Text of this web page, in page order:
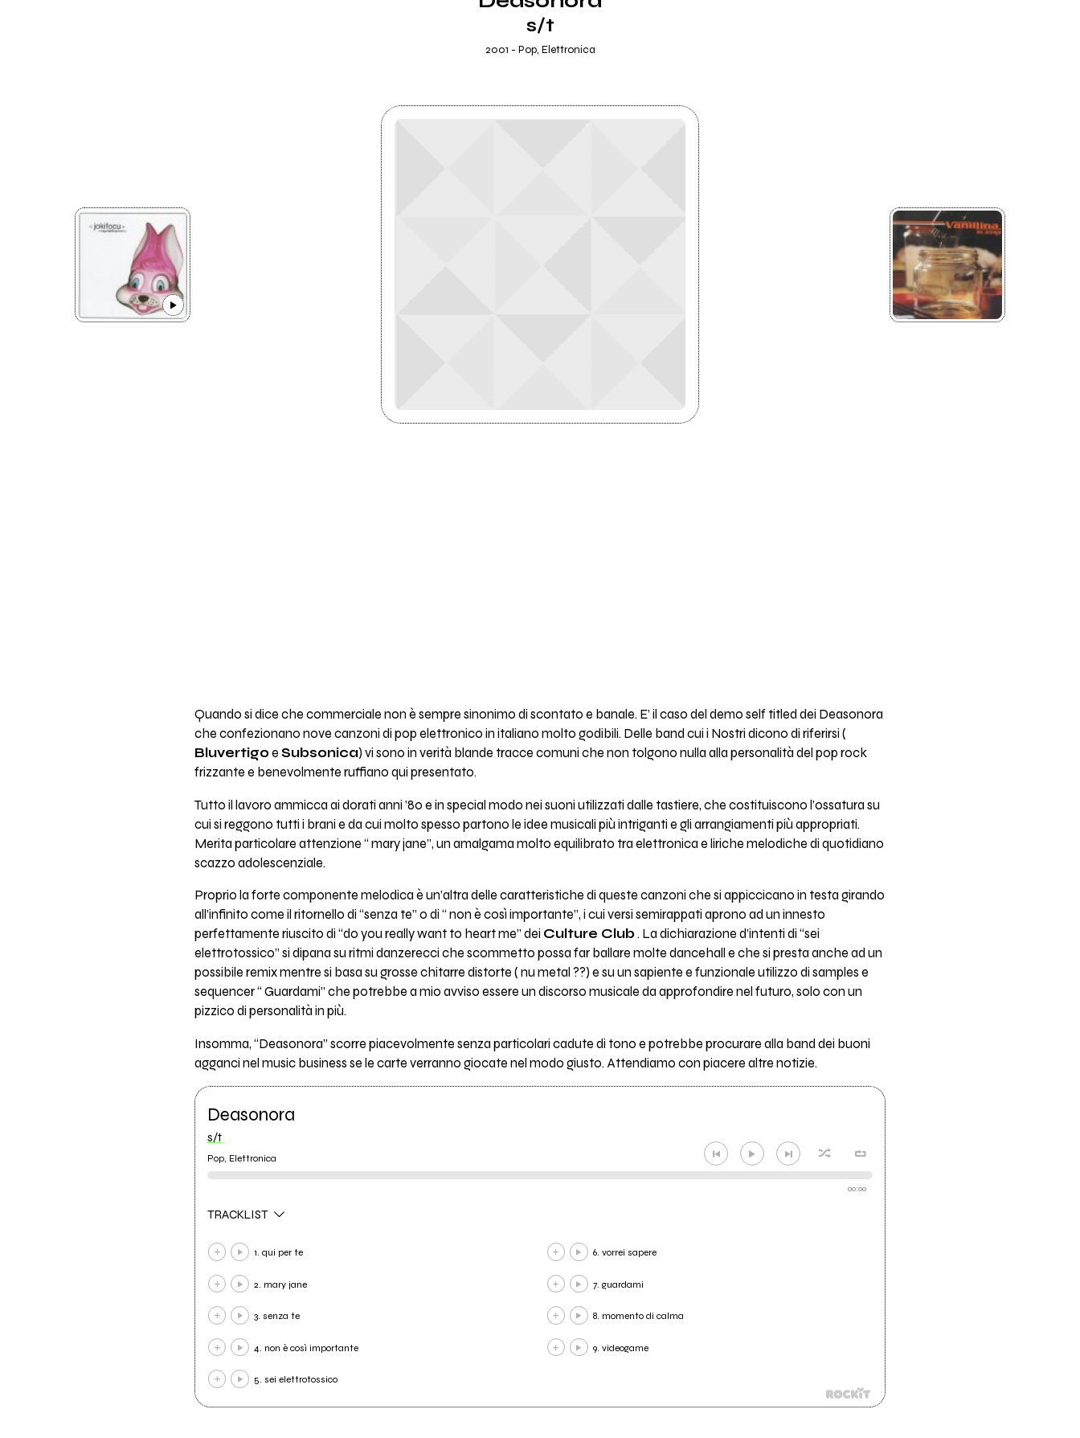
s/t
2001 - Pop, Elettronica
Quando si dice che commerciale non è sempre sinonimo di scontato e banale. E’ il caso del demo self titled dei Deasonora
che confezionano nove canzoni di pop elettronico in italiano molto godibili. Delle band cui i Nostri dicono di riferirsi (
Bluvertigoe Subsonica) vi sono in verità blande tracce comuni che non tolgono nulla alla personalità del pop rock
frizzante e benevolmente ruffiano qui presentato.
Tutto il lavoro ammicca ai dorati anni ’80 e in special modo nei suoni utilizzati dalle tastiere, che costituiscono l’ossatura su
cui si reggono tutti i brani e da cui molto spesso partono le idee musicali più intriganti e gli arrangiamenti più appropriati.
Merita particolare attenzione “ mary jane”, un amalgama molto equilibrato tra elettronica e liriche melodiche di quotidiano
scazzo adolescenziale.
Proprio la forte componente melodica è un’altra delle caratteristiche di queste canzoni che si appiccicano in testa girando
all’infinito come il ritornello di “senza te” o di “ non è così importante”, i cui versi semirappati aprono ad un innesto
perfettamente riuscito di “do you really want to heart me” dei Culture Club. La dichiarazione d’intenti di “sei
elettrotossico” si dipana su ritmi danzerecci che scommetto possa far ballare molte dancehall e che si presta anche ad un
possibile remix mentre si basa su grosse chitarre distorte ( nu metal ??) e su un sapiente e funzionale utilizzo di samples e
sequencer “ Guardami” che potrebbe a mio avviso essere un discorso musicale da approfondire nel futuro, solo con un
pizzico di personalità in più.
Insomma, “Deasonora” scorre piacevolmente senza particolari cadute di tono e potrebbe procurare alla band dei buoni
agganci nel music business se le carte verranno giocate nel modo giusto. Attendiamo con piacere altre notizie.
Deasonora
s/t
Pop, Elettronica
00:00
TRACKLIST
1. qui per te
2. mary jane
3. senza te
4. non è così importante
5. sei elettrotossico
6. vorrei sapere
7. guardami
8. momento di calma
9. videogame